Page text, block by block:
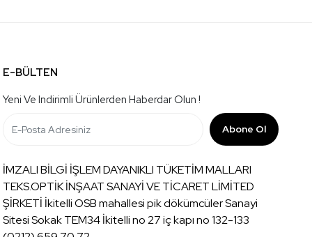
E-BÜLTEN
Yeni Ve Indirimli Ürünlerden Haberdar Olun !
Abone Ol
İMZALI BİLGİ İŞLEM DAYANIKLI TÜKETİM MALLARI
TEKS.OPTİK İNŞAAT SANAYİ VE TİCARET LİMİTED
ŞİRKETİ İkitelli OSB mahallesi pik dökümcüler Sanayi
Sitesi Sokak TEM34 İkitelli no 27 iç kapı no 132-133